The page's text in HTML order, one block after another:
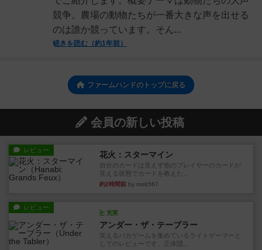
競争。農場の動物たちが一番大きな声を出せる
のは誰か競っています。そん...
続きを読む（約1年前）
ファームハンドのトップに戻る
会員の新しい投稿
レビュー 花火：スターマイン
自分のカードは見えず他のプレイヤーのカードが
見える状態でカードを教えた...
約2時間前 by mob567
レビュー
充実
アンダー・ザ・テーブラー
笑えるバカゲームを集めているライトゲーマーと
してのレビューです。正体隠...